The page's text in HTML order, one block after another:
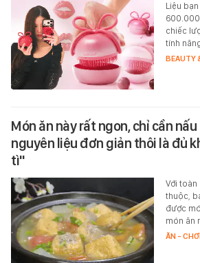
Liệu
chiếc
tính
BEAUTY
Món ăn này rất ngon, chỉ cần
nguyên liệu đơn giản thôi là đủ
tì"
Với toàn
thuộc,
được
món ăn
ĂN -